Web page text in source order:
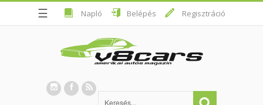
☰ Napló Belépés Regisztráció